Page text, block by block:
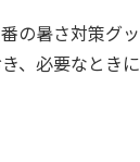
の暑さ対策グ
、必要なとき